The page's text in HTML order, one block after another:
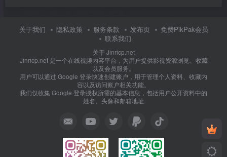
关于我们 隐私政策 服务条款 发布页
免费PikPak会员
联系我们
关于 Jinricp.net
Jinricp.net 是一个在线视频内容平台，为用户提供影视资源浏览、收藏
以及会员服务。
用户可以通过 Google 登录快速创建账户，用于管理个人资料、收藏内
容以及访问账户相关功能。
我们仅收集 Google 登录授权所需的基本信息，包括用户公开资料中的
姓名、头像和邮箱地址